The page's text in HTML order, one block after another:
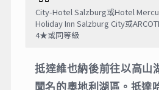
City-Hotel Salzburg或Hotel
Holiday Inn Salzburg City或
4★或同等級
抵達維也納後前往以高山
聞名的奧地利湖區。抵達